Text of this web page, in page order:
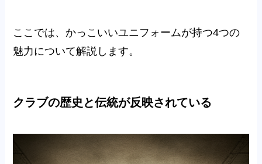
ここでは、かっこいいユニフォームが持つ4つの
魅力について解説します。
クラブの歴史と伝統が反映されている